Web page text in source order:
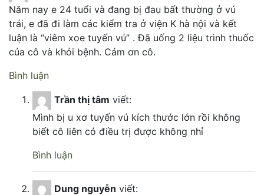
Năm nay e 24 tuổi và đang bị đau bất thường ở vú
trái, e đã đi làm các kiểm tra ở viện K hà nội và kết
luận là “viêm xoe tuyến vú” . Đã uống 2 liệu trình thuốc
của cô và khỏi bệnh. Cảm ơn cô.
Bình luận
Trần thị tâm viết:
Mình bị u xơ tuyến vú kích thước lớn rồi không
biết cô liên có điều trị được không nhỉ
Bình luận
Dung nguyễn viết: